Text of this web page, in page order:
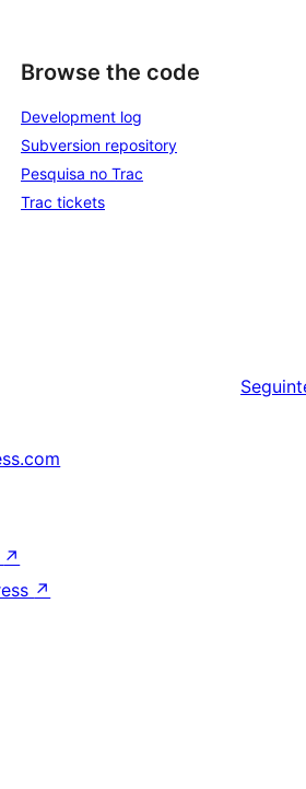
Browse the code
Development log
Subversion repository
Pesquisa no Trac
Trac tickets
↗
↗